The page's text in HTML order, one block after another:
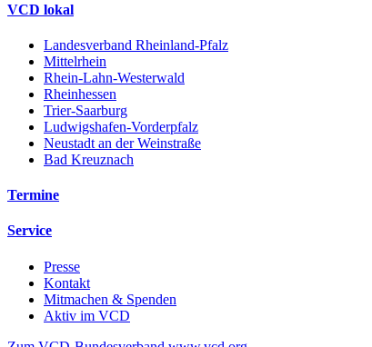
VCD lokal
Landesverband Rheinland-Pfalz
Mittelrhein
Rhein-Lahn-Westerwald
Rheinhessen
Trier-Saarburg
Ludwigshafen-Vorderpfalz
Neustadt an der Weinstraße
Bad Kreuznach
Termine
Service
Presse
Kontakt
Mitmachen & Spenden
Aktiv im VCD